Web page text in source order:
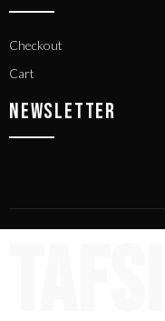
Checkout
Cart
NEWSLETTER